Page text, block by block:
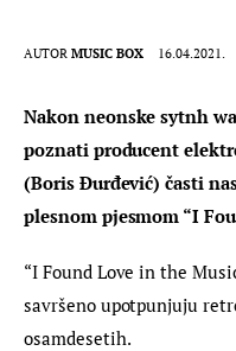
AUTOR MUSIC BOX 16.04.2021.
Nakon neonske sytnh
poznati producent
(Boris Đurđević) časti
plesnom pjesmom “I
“I Found Love in the
savršeno upotpunjuju
osamdesetih.